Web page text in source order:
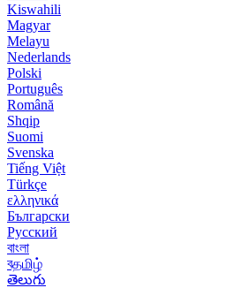
Kiswahili
Magyar
Melayu
Nederlands
Polski
Português
Română
Shqip
Suomi
Svenska
Tiếng Việt
Türkçe
ελληνικά
Български
Русский
বাংলা
বதமிழ்
తెలుగు